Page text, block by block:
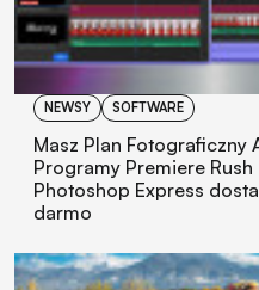
NEWSY SOFTWARE
Masz Plan Fotograficzny
Programy Premiere Rush
Photoshop Express
darmo